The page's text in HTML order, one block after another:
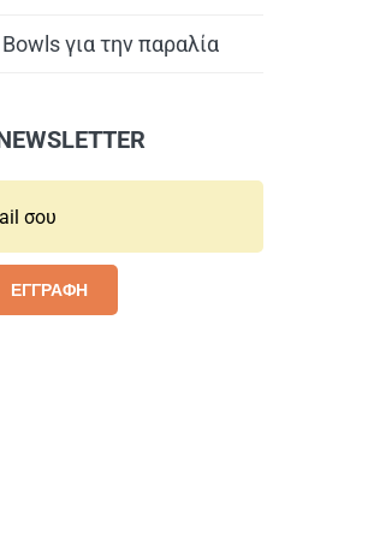
για την παραλία
ΕΓΓΡΑΦΗ